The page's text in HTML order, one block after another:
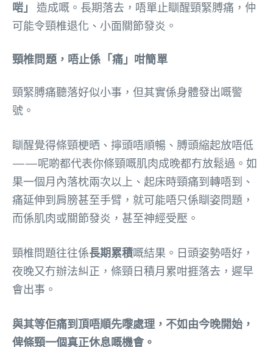
啱」
造成嘅。長期落去，唔單止瞓醒頸緊膊痛，仲
可能令頸椎退化、小面關節發炎。
頸椎問題，唔止係「痛」咁簡單
頸緊膊痛聽落好似小事，但其實係身體發出嘅警
號。
瞓醒覺得條頸梗晒、擰頭唔順暢、膊頭縮起放唔低
——呢啲都代表你條頸嘅肌肉成晚都冇放鬆過。如
果一個月內落枕兩次以上、起床時頸痛到轉唔到、
痛延伸到肩膀甚至手臂，就可能唔只係瞓姿問題，
而係肌肉或關節發炎，甚至神經受壓。
頸椎問題往往係長期累積嘅結果。日頭姿勢唔好，
夜晚又冇辦法糾正，條頸日積月累咁捱落去，遲早
會出事。
與其等佢痛到頂唔順先嚟處理，不如由今晚開始，
俾條頸一個真正休息嘅機會。